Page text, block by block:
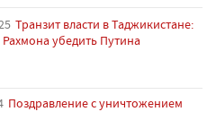
Транзит власти в Таджикистане:
убедить Путина
Поздравление с уничтожением